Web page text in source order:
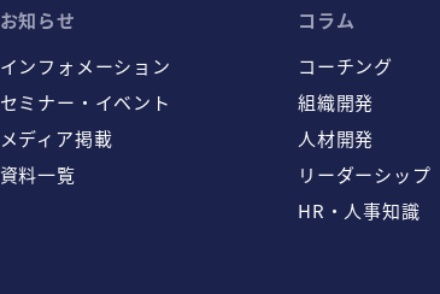
お知らせ
インフォメーション
セミナー・イベント
メディア掲載
資料一覧
コラム
コーチング
組織開発
人材開発
リーダーシップ
HR・人事知識